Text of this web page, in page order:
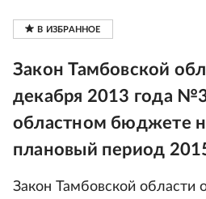
Закон Тамбовской
декабря 2013 года
областном бюджете
плановый период
Закон Тамбовской области